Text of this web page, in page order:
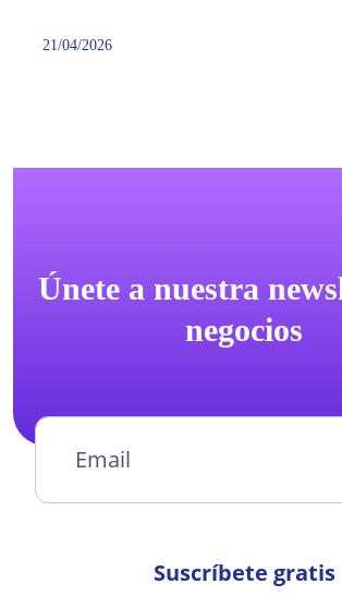
21/04/2026
Únete a nuestra
negocios
Suscríbete gratis